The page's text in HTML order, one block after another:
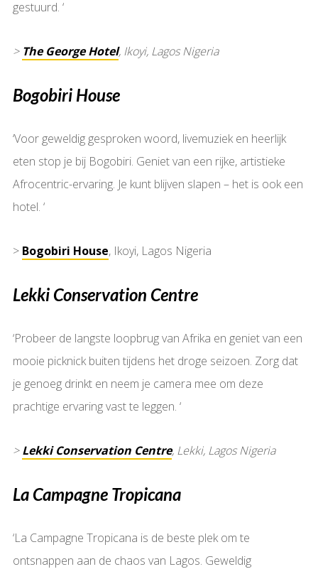
gestuurd. ‘
> The George Hotel, Ikoyi, Lagos Nigeria
Bogobiri House
‘Voor geweldig gesproken woord, livemuziek en heerlijk
eten stop je bij Bogobiri. Geniet van een rijke, artistieke
Afrocentric-ervaring. Je kunt blijven slapen – het is ook een
hotel. ‘
> Bogobiri House, Ikoyi, Lagos Nigeria
Lekki Conservation Centre
‘Probeer de langste loopbrug van Afrika en geniet van een
mooie picknick buiten tijdens het droge seizoen. Zorg dat
je genoeg drinkt en neem je camera mee om deze
prachtige ervaring vast te leggen. ‘
>Lekki Conservation Centre, Lekki, Lagos Nigeria
La Campagne Tropicana
‘La Campagne Tropicana is de beste plek om te
ontsnappen aan de chaos van Lagos. Geweldig